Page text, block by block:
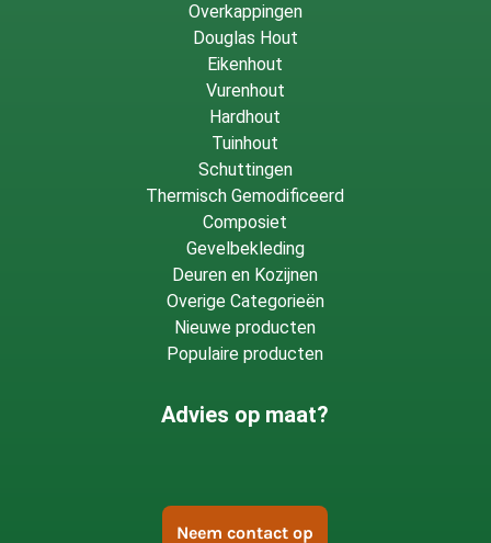
Overkappingen
Douglas Hout
Eikenhout
Vurenhout
Hardhout
Tuinhout
Schuttingen
Thermisch Gemodificeerd
Composiet
Gevelbekleding
Deuren en Kozijnen
Overige Categorieën
Nieuwe producten
Populaire producten
Advies op maat?
Neem contact op